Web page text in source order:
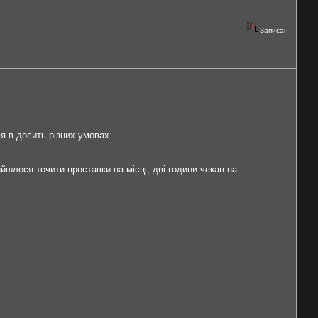
Записан
в досить різних умовах.
точити проставки на місці, дві години чекав на